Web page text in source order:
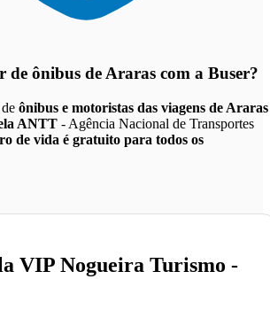
de ônibus de Araras com a Buser?
ônibus e motoristas das viagens de Araras
ANTT - Agência Nacional de Transportes
de vida é gratuito para todos os
VIP Nogueira Turismo -